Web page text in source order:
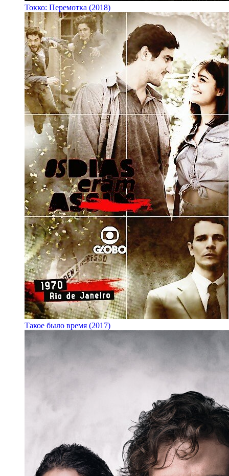
Токко: Перемотка (2018)
Такое было время (2017)